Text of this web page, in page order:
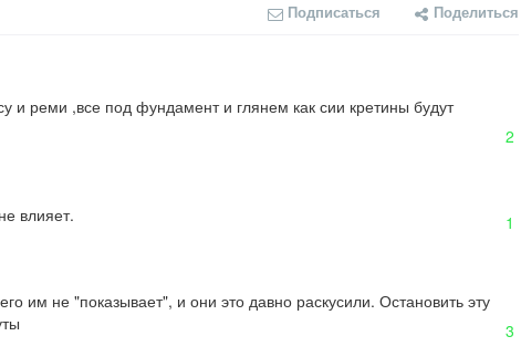
Подписаться Поделиться
и реми ,все под фундамент и глянем как сии кретины будут
2
влияет. 1
им не "показывает", и они это давно раскусили. Остановить эту
3